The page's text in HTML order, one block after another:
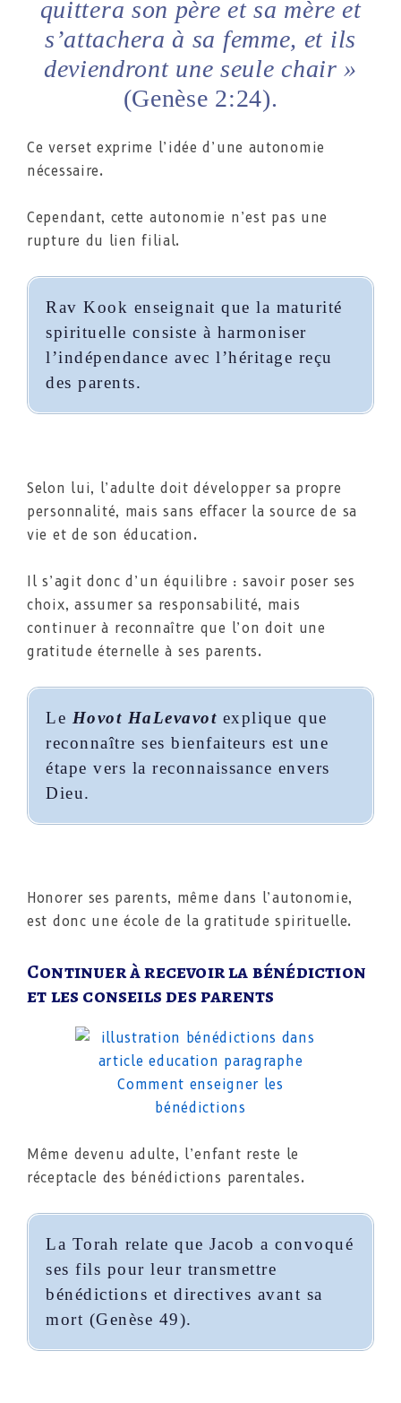
quittera son père et sa mère et
s’attachera à sa femme, et ils
deviendront une seule chair »
(Genèse 2:24).
Ce verset exprime l’idée d’une autonomie
nécessaire.
Cependant, cette autonomie n’est pas une
rupture du lien filial.
Rav Kook enseignait que la maturité
spirituelle consiste à harmoniser
l’indépendance avec l’héritage reçu
des parents.
Selon lui, l’adulte doit développer sa propre
personnalité, mais sans effacer la source de sa
vie et de son éducation.
Il s’agit donc d’un équilibre : savoir poser ses
choix, assumer sa responsabilité, mais
continuer à reconnaître que l’on doit une
gratitude éternelle à ses parents.
Le Hovot HaLevavot explique que
reconnaître ses bienfaiteurs est une
étape vers la reconnaissance envers
Dieu.
Honorer ses parents, même dans l’autonomie,
est donc une école de la gratitude spirituelle.
Continuer à recevoir la bénédiction
et les conseils des parents
Même devenu adulte, l’enfant reste le
réceptacle des bénédictions parentales.
La Torah relate que Jacob a convoqué
ses fils pour leur transmettre
bénédictions et directives avant sa
mort (Genèse 49).